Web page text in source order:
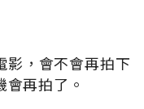
影，會不會再拍下
再拍了。